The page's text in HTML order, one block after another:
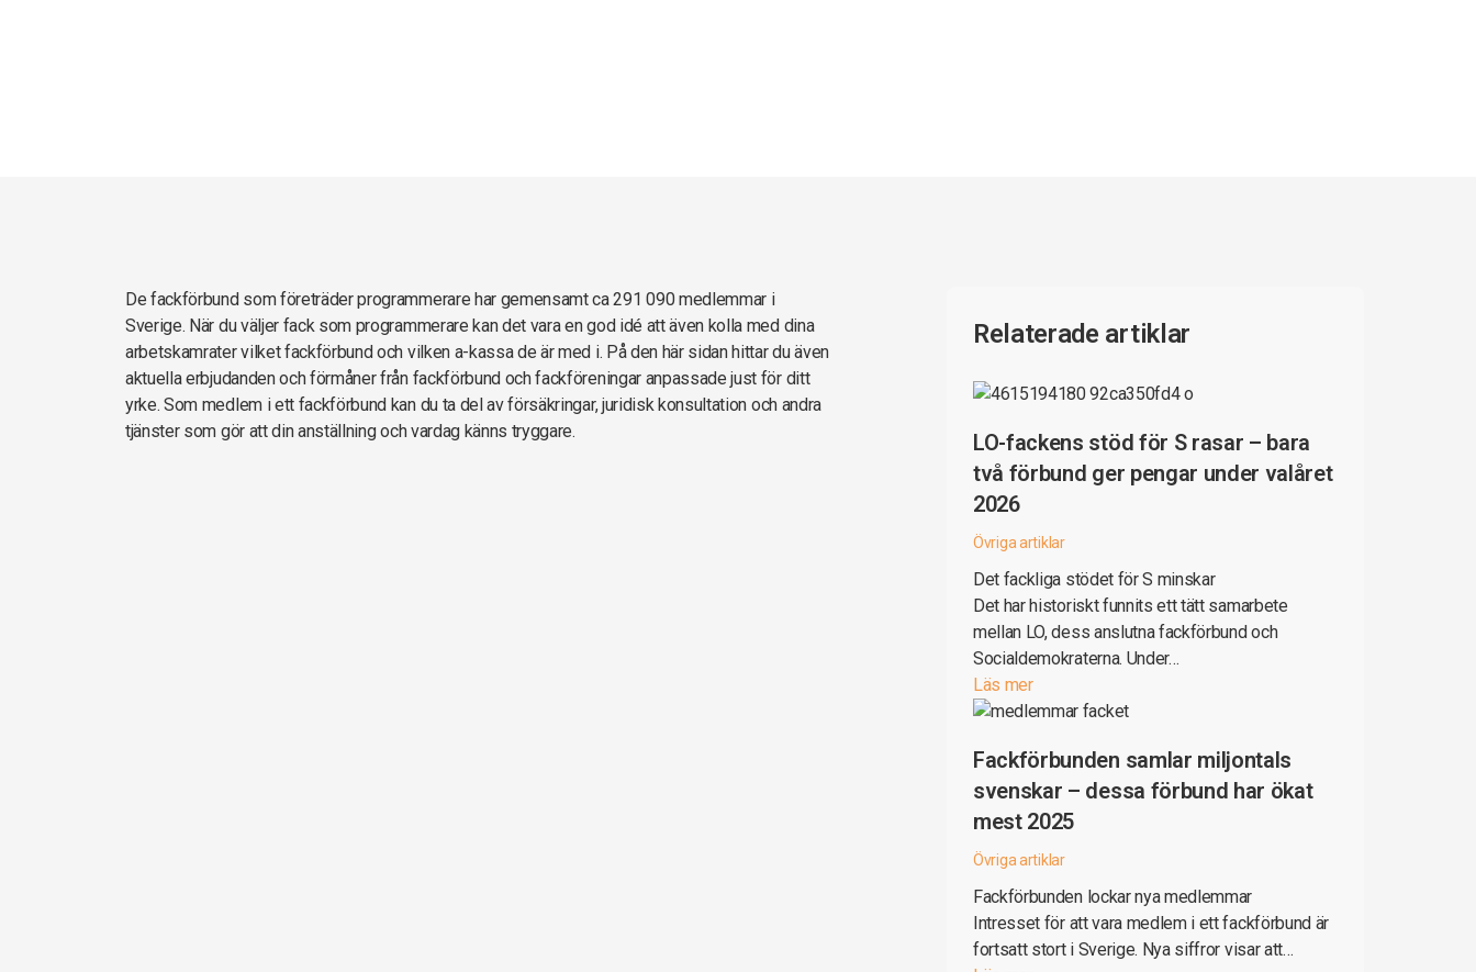
De fackförbund som företräder programmerare har gemensamt ca 291 090 medlemmar i
Sverige. När du väljer fack som programmerare kan det vara en god idé att även kolla med dina
arbetskamrater vilket fackförbund och vilken a-kassa de är med i. På den här sidan hittar du även
aktuella erbjudanden och förmåner från fackförbund och fackföreningar anpassade just för ditt
yrke. Som medlem i ett fackförbund kan du ta del av försäkringar, juridisk konsultation och andra
tjänster som gör att din anställning och vardag känns tryggare.
Relaterade artiklar
LO-fackens stöd för S rasar – bara
två förbund ger pengar under valåret
2026
Övriga artiklar
Det fackliga stödet för S minskar
Det har historiskt funnits ett tätt samarbete
mellan LO, dess anslutna fackförbund och
Socialdemokraterna. Under…
Läs mer
Fackförbunden samlar miljontals
svenskar – dessa förbund har ökat
mest 2025
Övriga artiklar
Fackförbunden lockar nya medlemmar
Intresset för att vara medlem i ett fackförbund är
fortsatt stort i Sverige. Nya siffror visar att…